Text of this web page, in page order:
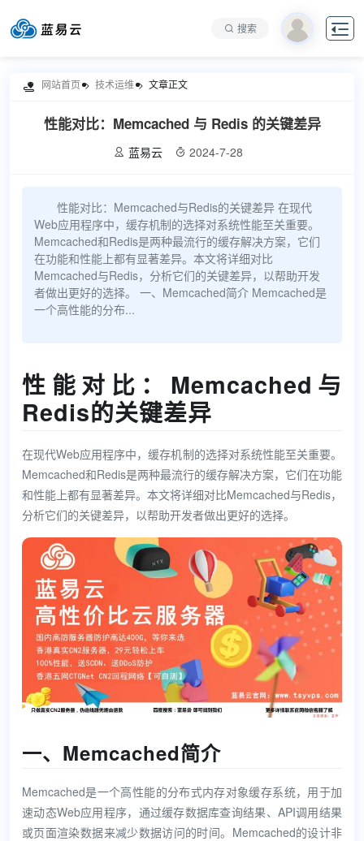
搜索 
 网站首页 技术运维 文章正文
性能对比：Memcached 与 Redis 的关键差异
 蓝易云  2024-7-28
性能对比：Memcached与Redis的关键差异 在现代
Web应用程序中，缓存机制的选择对系统性能至关重要。
Memcached和Redis是两种最流行的缓存解决方案，它们
在功能和性能上都有显著差异。本文将详细对比
Memcached与Redis，分析它们的关键差异，以帮助开发
者做出更好的选择。 一、Memcached简介 Memcached是
一个高性能的分布...
性能对比：Memcached与
Redis的关键差异
在现代Web应用程序中，缓存机制的选择对系统性能至关重要。
Memcached和Redis是两种最流行的缓存解决方案，它们在功能
和性能上都有显著差异。本文将详细对比Memcached与Redis，
分析它们的关键差异，以帮助开发者做出更好的选择。
一、Memcached简介
Memcached是一个高性能的分布式内存对象缓存系统，用于加
速动态Web应用程序，通过缓存数据库查询结果、API调用结果
或页面渲染数据来减少数据访问的时间。Memcached的设计非